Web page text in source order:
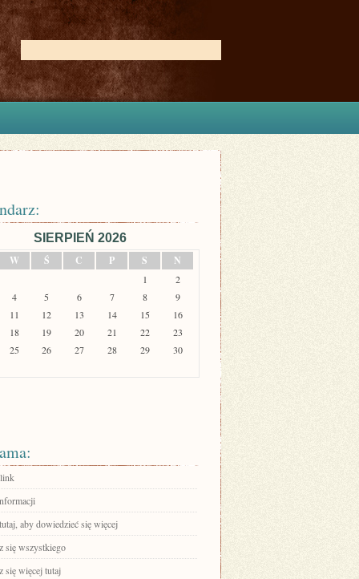
SIERPIEŃ 2026
W
Ś C P S N
1
2
4
5 6 7 8
9
11
12 13 14 15
16
18
19 20 21 22
23
25
26 27 28 29 30
aby dowiedzieć się więcej
się wszystkiego
się więcej tutaj